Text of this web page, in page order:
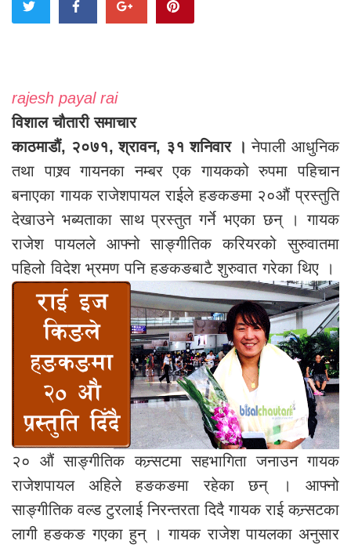
rajesh payal rai
विशाल चौतारी समाचार
काठमाडौं, २०७१, श्रावन, ३१ शनिवार । नेपाली आधुनिक
तथा पाश्र्व गायनका नम्बर एक गायकको रुपमा पहिचान
बनाएका गायक राजेशपायल राईले हङकङमा २०औं प्रस्तुति
देखाउने भब्यताका साथ प्रस्तुत गर्ने भएका छन् । गायक
राजेश पायलले आफ्नो साङ्गीतिक करियरको सुरुवातमा
पहिलो विदेश भ्रमण पनि हङकङबाटै शुरुवात गरेका थिए ।
२० औं साङ्गीतिक कन्र्सटमा सहभागिता जनाउन गायक
राजेशपायल अहिले हङकङमा रहेका छन् । आफ्नो
साङ्गीतिक वल्ड टुरलाई निरन्तरता दिदै गायक राई कन्र्सटका
लागी हङकङ गएका हुन् । गायक राजेश पायलका अनुसार